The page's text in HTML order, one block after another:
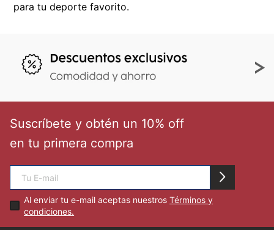
para tu deporte favorito.
Suscríbete y obtén un 10% off
en tu primera compra
Al enviar tu e-mail aceptas nuestrosTérminos y
condiciones.